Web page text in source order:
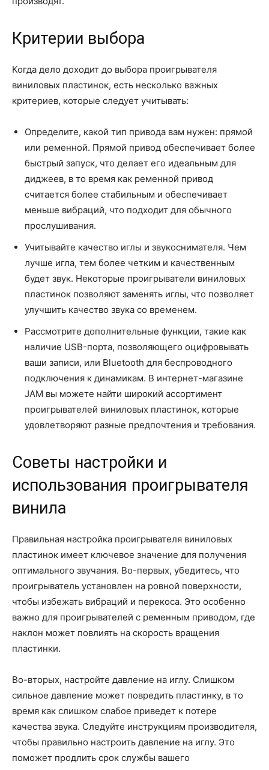
Критерии выбора
Когда дело доходит до выбора проигрывателя
виниловых пластинок, есть несколько важных
критериев, которые следует учитывать:
Определите, какой тип привода вам нужен: прямой
или ременной. Прямой привод обеспечивает более
быстрый запуск, что делает его идеальным для
диджеев, в то время как ременной привод
считается более стабильным и обеспечивает
меньше вибраций, что подходит для обычного
прослушивания.
Учитывайте качество иглы и звукоснимателя. Чем
лучше игла, тем более четким и качественным
будет звук. Некоторые проигрыватели виниловых
пластинок позволяют заменять иглы, что позволяет
улучшить качество звука со временем.
Рассмотрите дополнительные функции, такие как
наличие USB-порта, позволяющего оцифровывать
ваши записи, или Bluetooth для беспроводного
подключения к динамикам. В интернет-магазине
JAM вы можете найти широкий ассортимент
проигрывателей виниловых пластинок, которые
удовлетворяют разные предпочтения и требования.
Советы настройки и
использования проигрывателя
винила
Правильная настройка проигрывателя виниловых
пластинок имеет ключевое значение для получения
оптимального звучания. Во-первых, убедитесь, что
проигрыватель установлен на ровной поверхности,
чтобы избежать вибраций и перекоса. Это особенно
важно для проигрывателей с ременным приводом, где
наклон может повлиять на скорость вращения
пластинки.
Во-вторых, настройте давление на иглу. Слишком
сильное давление может повредить пластинку, в то
время как слишком слабое приведет к потере
качества звука. Следуйте инструкциям производителя,
чтобы правильно настроить давление на иглу. Это
поможет продлить срок службы вашего